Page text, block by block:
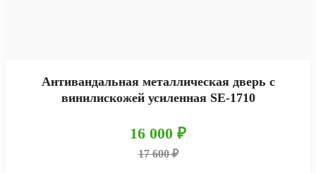
Антивандальная металлическая дверь с
винилискожей усиленная SE-1710
16 000 ₽
17 600 ₽